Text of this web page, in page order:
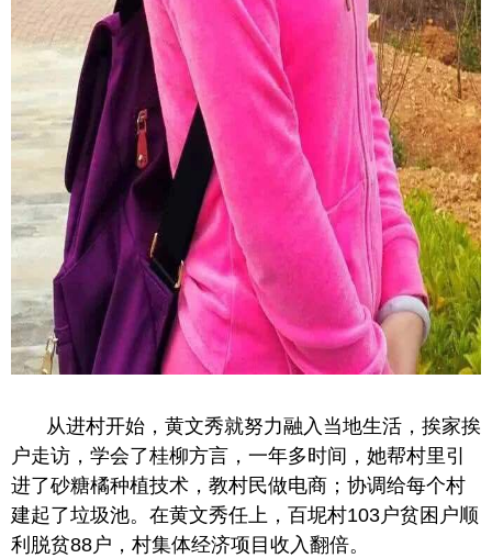
从进村开始，黄文秀就努力融入当地生活，挨家挨
户走访，学会了桂柳方言，一年多时间，她帮村里引
进了砂糖橘种植技术，教村民做电商；协调给每个村
建起了垃圾池。在黄文秀任上，百坭村103户贫困户顺
利脱贫88户，村集体经济项目收入翻倍。